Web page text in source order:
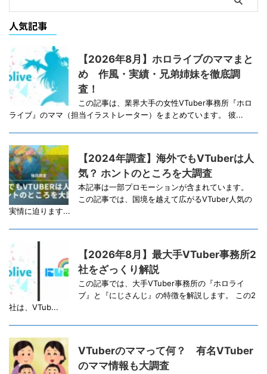
人気記事
【2026年8月】ホロライブのママまと
め 作風・実績・兄弟姉妹を徹底調
査！
この記事は、業界大手の女性VTuber事務所『ホロ
ライブ』のママ（担当イラストレーター）をまとめています。 彼...
【2024年調査】海外でもVTuberは人
気？ ホントのところを大調査
本記事は一部プロモーションが含まれています。
この記事では、国境を越えて広がるVTuber人気の
実情に迫ります...
【2026年8月】最大手VTuber事務所2
社をざっくり解説
この記事では、大手VTuber事務所の『ホロライ
ブ』と『にじさんじ』の特徴を解説します。 この2
社は、VTub...
VTuberのママって何？ 有名VTuber
のママ情報も大調査